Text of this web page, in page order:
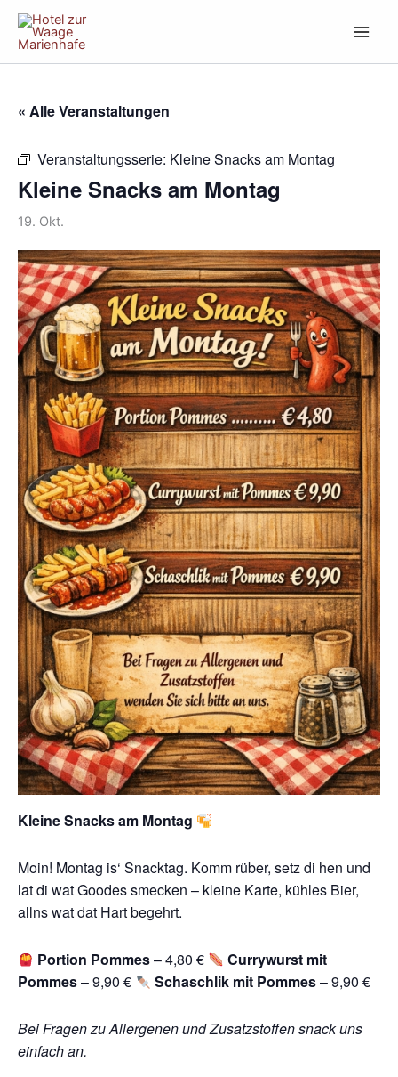
Zum
Inhalt
springen
« Alle Veranstaltungen
Veranstaltungsserie: Kleine Snacks am Montag
Kleine Snacks am Montag
19. Okt.
Kleine Snacks am Montag
Moin! Montag is‘ Snacktag. Komm rüber, setz di hen und
lat di wat Goodes smecken – kleine Karte, kühles Bier,
allns wat dat Hart begehrt.
Portion Pommes– 4,80 €
Currywurst mit
Pommes– 9,90 € Schaschlik mit Pommes– 9,90 €
Bei Fragen zu Allergenen und Zusatzstoffen snack uns
einfach an.